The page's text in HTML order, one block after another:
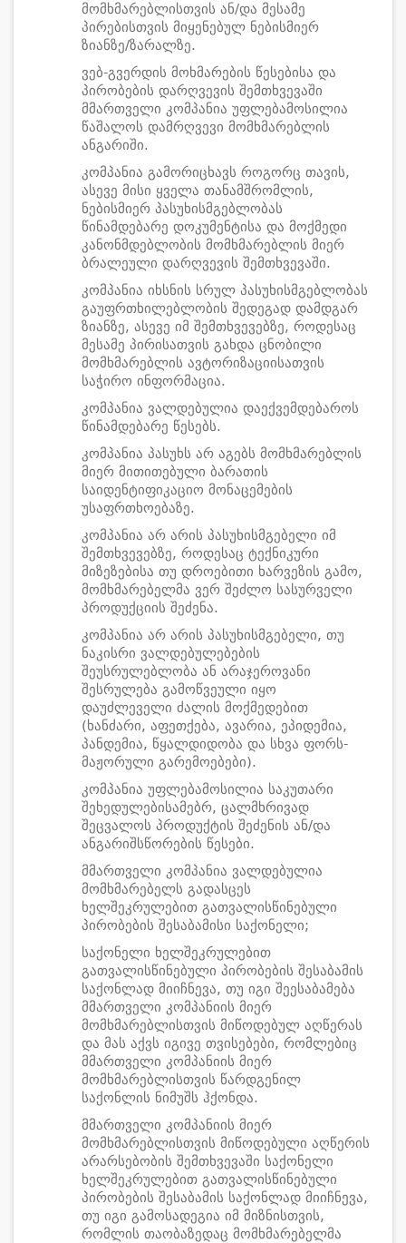
მომხმარებლისთვის ან/და მესამე
პირებისთვის მიყენებულ ნებისმიერ
ზიანზე/ზარალზე.
ვებ-გვერდის მოხმარების წესებისა და
პირობების დარღვევის შემთხვევაში
მმართველი კომპანია უფლებამოსილია
წაშალოს დამრღვევი მომხმარებლის
ანგარიში.
კომპანია გამორიცხავს როგორც თავის,
ასევე მისი ყველა თანამშრომლის,
ნებისმიერ პასუხისმგებლობას
წინამდებარე დოკუმენტისა და მოქმედი
კანონმდებლობის მომხმარებლის მიერ
ბრალეული დარღვევის შემთხვევაში.
კომპანია იხსნის სრულ პასუხისმგებლობას
გაუფრთხილებლობის შედეგად დამდგარ
ზიანზე, ასევე იმ შემთხვევებზე, როდესაც
მესამე პირისათვის გახდა ცნობილი
მომხმარებლის ავტორიზაციისათვის
საჭირო ინფორმაცია.
კომპანია ვალდებულია დაექვემდებაროს
წინამდებარე წესებს.
კომპანია პასუხს არ აგებს მომხმარებლის
მიერ მითითებული ბარათის
საიდენტიფიკაციო მონაცემების
უსაფრთხოებაზე.
კომპანია არ არის პასუხისმგებელი იმ
შემთხვევებზე, როდესაც ტექნიკური
მიზეზებისა თუ დროებითი ხარვეზის გამო,
მომხმარებელმა ვერ შეძლო სასურველი
პროდუქციის შეძენა.
კომპანია არ არის პასუხისმგებელი, თუ
ნაკისრი ვალდებულებების
შეუსრულებლობა ან არაჯეროვანი
შესრულება გამოწვეული იყო
დაუძლეველი ძალის მოქმედებით
(ხანძარი, აფეთქება, ავარია, ეპიდემია,
პანდემია, წყალდიდობა და სხვა ფორს-
მაჟორული გარემოებები).
კომპანია უფლებამოსილია საკუთარი
შეხედულებისამებრ, ცალმხრივად
შეცვალოს პროდუქტის შეძენის ან/და
ანგარიშსწორების წესები.
მმართველი კომპანია ვალდებულია
მომხმარებელს გადასცეს
ხელშეკრულებით გათვალისწინებული
პირობების შესაბამისი საქონელი;
საქონელი ხელშეკრულებით
გათვალისწინებული პირობების შესაბამის
საქონლად მიიჩნევა, თუ იგი შეესაბამება
მმართველი კომპანიის მიერ
მომხმარებლისთვის მიწოდებულ აღწერას
და მას აქვს იგივე თვისებები, რომლებიც
მმართველი კომპანიის მიერ
მომხმარებლისთვის წარდგენილ
საქონლის ნიმუშს ჰქონდა.
მმართველი კომპანიის მიერ
მომხმარებლისთვის მიწოდებული აღწერის
არარსებობის შემთხვევაში საქონელი
ხელშეკრულებით გათვალისწინებული
პირობების შესაბამის საქონლად მიიჩნევა,
თუ იგი გამოსადეგია იმ მიზნისთვის,
რომლის თაობაზედაც მომხმარებელმა